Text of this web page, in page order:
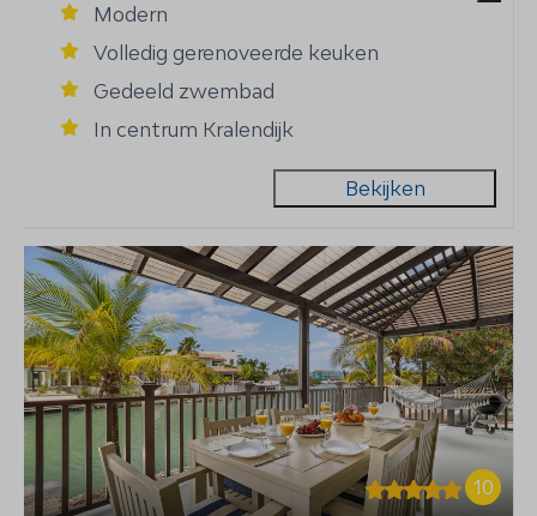
Modern
Volledig gerenoveerde keuken
Gedeeld zwembad
In centrum Kralendijk
Bekijken
10